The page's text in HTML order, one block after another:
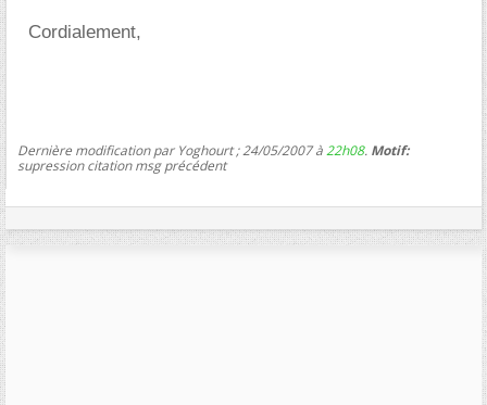
Cordialement,
Dernière modification par Yoghourt ; 24/05/2007 à22h08. Motif:
supression citation msg précédent